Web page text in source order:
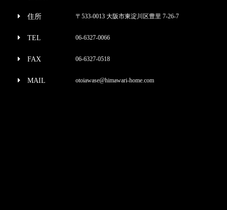
住所 〒533-0013 大阪市東淀川区豊里 7-26-7
TEL 06-6327-0066
FAX 06-6327-0518
MAIL otoiawase@himawari-home.com